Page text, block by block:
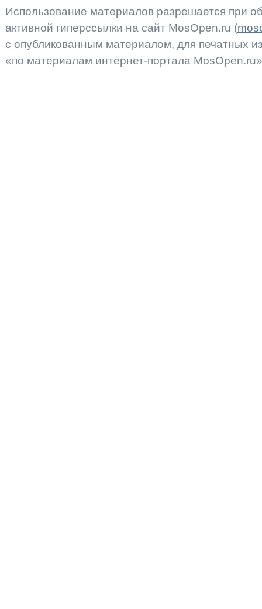
Использование материалов разрешается при
активной гиперссылки на сайт MosOpen.ru (
с опубликованным материалом, для печатных
«по материалам интернет-портала